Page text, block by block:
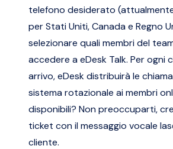
telefono desiderato
per Stati Uniti, Canada e Regno
selezionare quali membri del
accedere a eDesk Talk. Per ogni
arrivo, eDesk distribuirà le
sistema rotazionale ai membri
disponibili? Non preoccuparti,
ticket con il messaggio vocale
cliente.